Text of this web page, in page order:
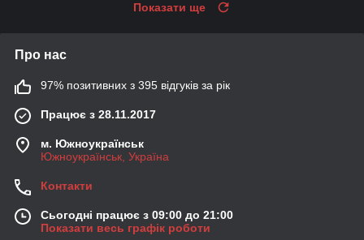
Показати ще
Про нас
97% позитивних з 395 відгуків за рік
Працює з 28.11.2017
м. Южноукраїнськ
Южноукраїнськ, Україна
Контакти
Сьогодні працює з 09:00 до 21:00
Показати весь графік роботи